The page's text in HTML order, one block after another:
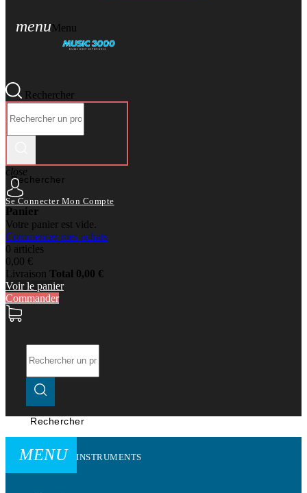
menuMenu
Rechercher
Rechercher
close
Se Connecter Mon Compte
Panier
Votre panier est vide.
Commencer mes achats
0 articles
0,00 €
Livraison Total 0,00 €
Voir le panier
Commander
Rechercher
MENU INSTRUMENTS